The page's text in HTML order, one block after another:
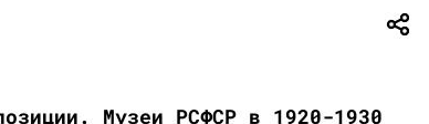
Музеи РСФСР в 1920-1930